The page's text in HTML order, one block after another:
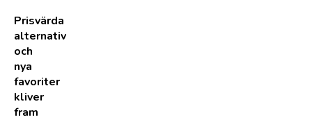
Prisvärda
alternativ
och
nya
favoriter
kliver
fram